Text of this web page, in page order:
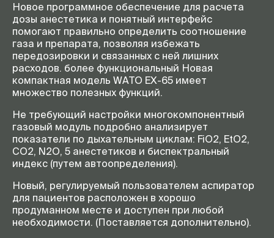
PC (SIMV-PC),
синхронизированная
перемежающаяся
принудительная вентиляция –
VC (SIMV-VC),
синхронизированная
перемежающаяся вентиляция с
управлением по давлению и
гарантированным объемом
постоянного давления в
дыхательных путях с
вентиляцией с поддержкой
давления(CPAP/PS)
Расчет МАК с
наличие
Учет количества анестетика наличие
Новое программное обеспечение для расчета
дозы анестетика и понятный интерфейс
помогают правильно определить соотношение
газа и препарата, позволяя избежать
передозировки и связанных с ней лишних
расходов. более функциональный Новая
компактная модель WATO EX-65 имеет
множество полезных функций.
Не требующий настройки многокомпонентный
газовый модуль подробно анализирует
показатели по дыхательным циклам: FiO2, EtO2,
CO2, N2O, 5 анестетиков и биспектральный
индекс (путем автоопределения).
Новый, регулируемый пользователем аспиратор
для пациентов расположен в хорошо
продуманном месте и доступен при любой
необходимости. (Поставляется дополнительно).